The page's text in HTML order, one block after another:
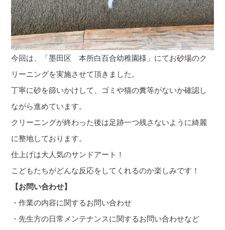
今回は、「墨田区 本所白百合幼稚園様」にてお砂場のク
リーニングを実施させて頂きました。
丁寧に砂を篩いかけして、ゴミや猫の糞等がないか確認し
ながら進めています。
クリーニングが終わった後は足跡一つ残さないように綺麗
に整地しております。
仕上げは大人気のサンドアート！
こどもたちがどんな反応をしてくれるのか楽しみです！
【お問い合わせ】
・作業の内容に関するお問い合わせ
・先生方の日常メンテナンスに関するお問い合わせなど